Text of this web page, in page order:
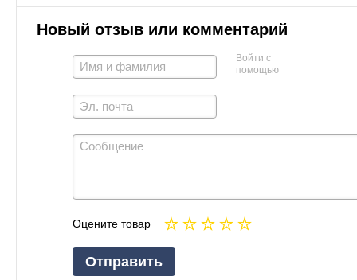
Новый отзыв или комментарий
Войти с
помощью
Оцените товар
Отправить